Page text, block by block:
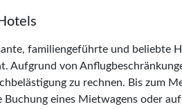
familiengeführte und beliebte
Aufgrund von
zu rechnen. Bis zum
eines Mietwagens oder